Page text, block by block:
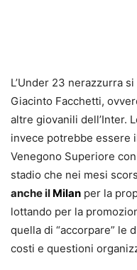
L’Under 23 nerazzurra
Giacinto Facchetti,
altre giovanili dell’Inter.
invece potrebbe essere
Venegono Superiore
stadio che nei mesi
anche il Milan per la
lottando per la
quella di “accorpare” le
costi e questioni